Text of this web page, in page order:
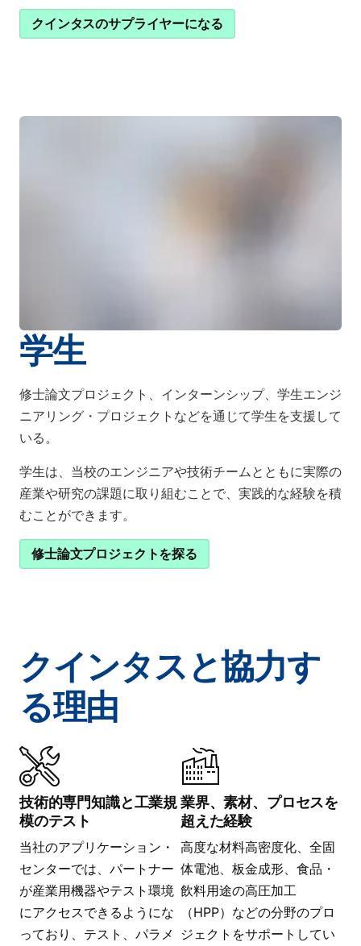
クインタスのサプライヤーになる
学生
修士論文プロジェクト、インターンシップ、学生エンジ
ニアリング・プロジェクトなどを通じて学生を支援して
いる。
学生は、当校のエンジニアや技術チームとともに実際の
産業や研究の課題に取り組むことで、実践的な経験を積
むことができます。
修士論文プロジェクトを探る
クインタスと協力す
る理由
技術的専門知識と工業規
模のテスト
当社のアプリケーション・
センターでは、パートナー
が産業用機器やテスト環境
にアクセスできるようにな
っており、テスト、パラメ
業界、素材、プロセスを
超えた経験
高度な材料高密度化、全固
体電池、板金成形、食品・
飲料用途の高圧加工
（HPP）などの分野のプロ
ジェクトをサポートしてい